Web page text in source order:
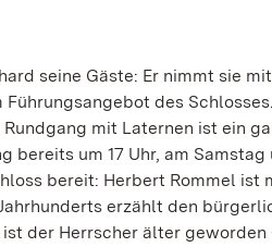
seine Gäste: Er nimmt sie
des
mit Laternen ist ein
um 17 Uhr, am Samstag
bereit: Herbert Rommel ist
erzählt den
der Herrscher älter geworden